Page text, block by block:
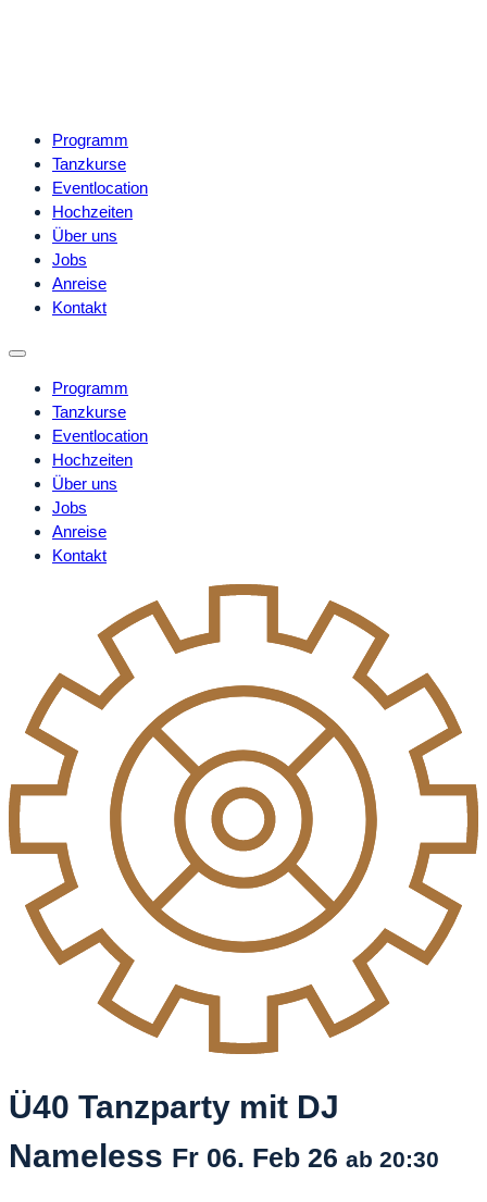
Programm
Tanzkurse
Eventlocation
Hochzeiten
Über uns
Jobs
Anreise
Kontakt
Programm
Tanzkurse
Eventlocation
Hochzeiten
Über uns
Jobs
Anreise
Kontakt
Ü40 Tanzparty mit DJ
Nameless Fr 06. Feb 26 ab 20:30